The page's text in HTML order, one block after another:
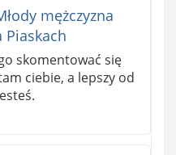
mężczyzna
Piaskach
skomentować się
ciebie, a lepszy od